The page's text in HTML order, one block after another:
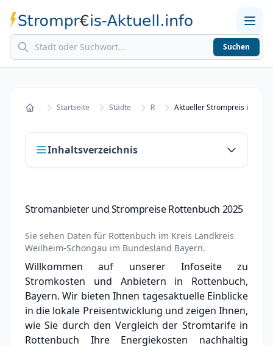
Home
Stromkosten berechnen
Suchen
StartseiteStartseite Städte R Aktueller Strompreis in
Inhaltsverzeichnis
2025
Stromanbieter wechseln in Rottenbuch
Strompreisvergleich Rottenbuch 2025
Grundversorger Rottenbuch
Experten-Analyse: Strommarkt in Rottenbuch
Aktueller Strompreis in Rottenbuch
Stromanbieter und Strompreise Rottenbuch 2025
Sie sehen Daten für Rottenbuch im Kreis Landkreis
Weilheim-Schongau im Bundesland Bayern.
Willkommen auf unserer Infoseite zu
Stromkosten und Anbietern in Rottenbuch,
Bayern. Wir bieten Ihnen tagesaktuelle Einblicke
in die lokale Preisentwicklung und zeigen Ihnen,
wie Sie durch den Vergleich der Stromtarife in
Rottenbuch Ihre Energiekosten nachhaltig